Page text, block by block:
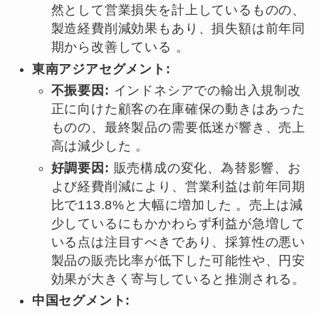
然として営業損失を計上しているものの、
製造経費削減効果もあり、損失額は前年同
期から改善している 。
東南アジアセグメント:
不振要因: インドネシアでの輸出入規制改
正に向けた顧客の在庫確保の動きはあった
ものの、最終製品の需要低迷が響き、売上
高は減少した 。
好調要因: 販売構成の変化、為替影響、お
よび経費削減により、営業利益は前年同期
比で113.8%と大幅に増加した 。売上は減
少しているにもかかわらず利益が急増して
いる点は注目すべきであり、採算性の悪い
製品の販売比率が低下した可能性や、円安
効果が大きく寄与していると推測される。
中国セグメント: